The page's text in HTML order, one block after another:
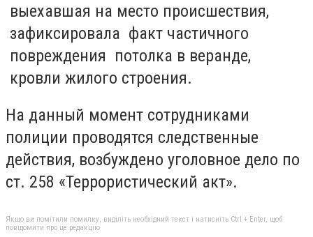
выехавшая на место происшествия,
зафиксировала факт частичного
повреждения потолка в веранде,
кровли жилого строения.
На данный момент сотрудниками
полиции проводятся следственные
действия, возбуждено уголовное дело по
ст. 258 «Террористический акт».
Якщо ви помітили помилку, виділіть необхідний текст і натисніть Ctrl + Enter, щоб
повідомити про це редакцію